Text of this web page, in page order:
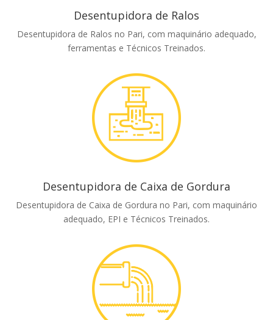
Desentupidora de Ralos
Desentupidora de Ralos no Pari, com maquinário adequado,
ferramentas e Técnicos Treinados.
Desentupidora de Caixa de Gordura
Desentupidora de Caixa de Gordura no Pari, com maquinário
adequado, EPI e Técnicos Treinados.